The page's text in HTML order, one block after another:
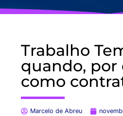
Trabalho
quando, por
como
Marcelo de Abreu